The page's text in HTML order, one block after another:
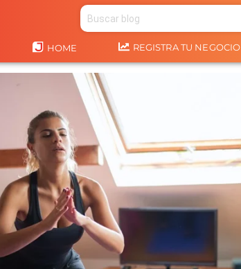
HOME REGISTRA TU NEGOCIO